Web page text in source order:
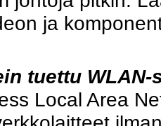
ja
tuettu WLAN-
Local Area